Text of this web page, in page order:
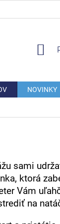
NOVINKY
sami
ktorá
Vám
na